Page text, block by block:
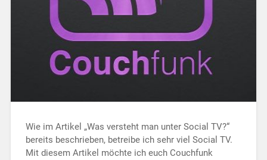
Wie im Artikel „Was versteht man unter Social TV?“
bereits beschrieben, betreibe ich sehr viel Social TV.
Mit diesem Artikel möchte ich euch Couchfunk